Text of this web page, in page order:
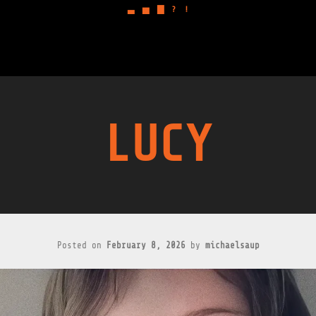
▃ ▅ ? !
LUCY
Posted on February 8, 2026 by michaelsaup